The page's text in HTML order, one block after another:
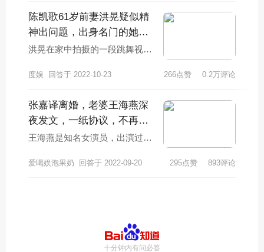
陈凯歌61岁前妻洪晃疑似精
神出问题，出身名门的她是
在做自己还是真疯了？
洪晃在家中拍摄的一段跳舞视频
神出了问题。61岁的洪晃穿着一
度娱 回答于 2022-10-23 266点赞 0.2万评论
张嘉译离婚，老婆王海燕深
夜发文，一纸协议，不再
见，现在过得怎样？
王海燕是知名女演员，出演过
《金婚》《国家使命》《誓言无
爱喝娱泡果奶 回答于 2022-09-20 295点赞 893评论
十分钟内有问必答